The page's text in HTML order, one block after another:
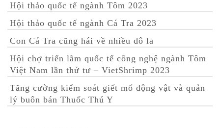
Hội thảo quốc tế ngành Tôm 2023
Hội thảo quốc tế ngành Cá Tra 2023
Con Cá Tra cũng hái về nhiều đô la
Hội chợ triển lãm quốc tế công nghệ ngành Tôm
Việt Nam lần thứ tư – VietShrimp 2023
Tăng cường kiểm soát giết mổ động vật và quản
lý buôn bán Thuốc Thú Y